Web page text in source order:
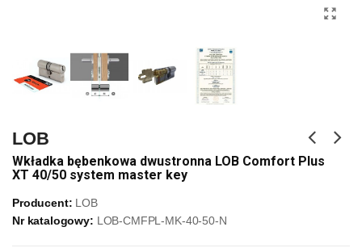
LOB
Wkładka bębenkowa dwustronna LOB Comfort Plus
XT 40/50 system master key
Producent: LOB
Nr katalogowy: LOB-CMFPL-MK-40-50-N